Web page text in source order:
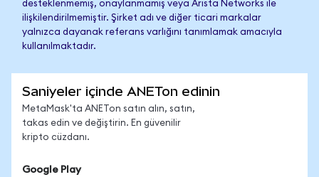
desteklenmemiş, onaylanmamış veya Arista Networks ile
ilişkilendirilmemiştir. Şirket adı ve diğer ticari markalar
yalnızca dayanak referans varlığını tanımlamak amacıyla
kullanılmaktadır.
Saniyeler içinde ANETon edinin
MetaMask'ta ANETon satın alın, satın,
takas edin ve değiştirin. En güvenilir
kripto cüzdanı.
Google Play